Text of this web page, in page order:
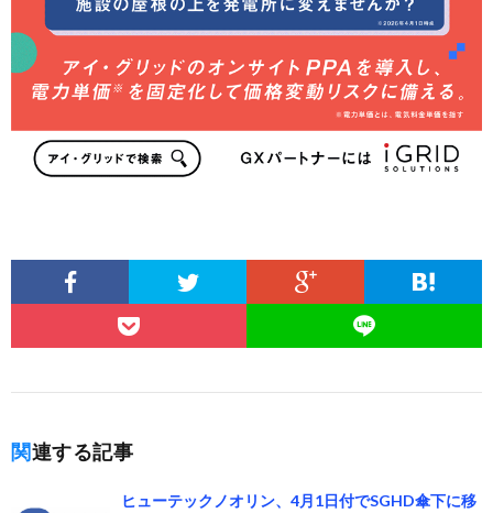
関連する記事
ヒューテックノオリン、4月1日付でSGHD傘下に移